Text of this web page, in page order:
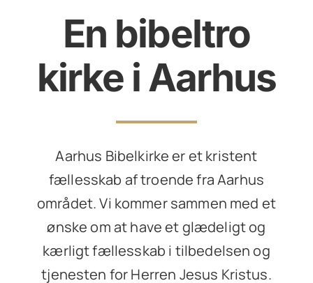
En bibeltro
kirke i Aarhus
Aarhus Bibelkirke er et kristent
fællesskab af troende fra Aarhus
området. Vi kommer sammen med et
ønske om at have et glædeligt og
kærligt fællesskab i tilbedelsen og
tjenesten for Herren Jesus Kristus.